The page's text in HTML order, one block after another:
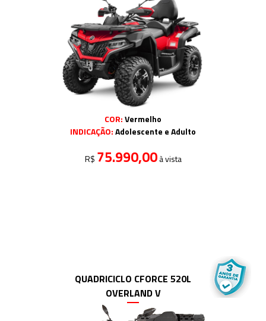
COR:Vermelho
INDICAÇÃO:Adolescente e Adulto
R$ 75.990,00à vista
QUADRICICLO CFORCE 520L
OVERLAND V